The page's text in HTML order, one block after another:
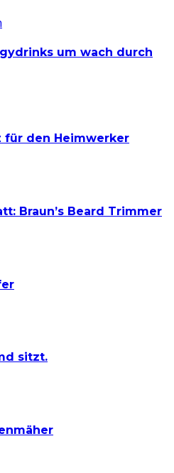
um wach durch
für den Heimwerker
Braun’s Beard Trimmer
sitzt.